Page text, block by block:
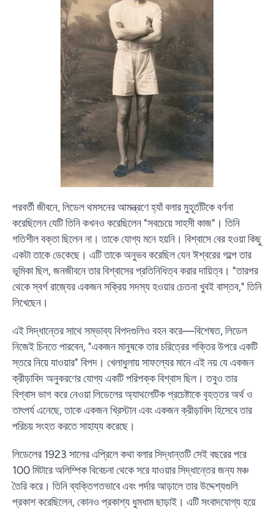
পরবর্তী জীবনে, লিডেল থমসনের আমন্ত্রণে হ্যাঁ বলার মুহূর্তটিকে বর্ণনা
করেছিলেন যেটি তিনি কখনও করেছিলেন "সবচেয়ে সাহসী কাজ"। তিনি
গতিশীল বক্তা ছিলেন না। তাকে যোগ্য মনে হয়নি। বিশ্বাসে বের হওয়া কিছু
একটা তাকে ডেকেছে। এটি তাকে অনুভব করেছিল যেন ঈশ্বরের গল্পে তার
ভূমিকা ছিল, জনজীবনে তার বিশ্বাসের প্রতিনিধিত্ব করার দায়িত্ব। "তারপর
থেকে স্বর্গ রাজ্যের একজন সক্রিয় সদস্য হওয়ার চেতনা খুবই বাস্তব," তিনি
লিখেছেন।
এই সিদ্ধান্তের সাথে সম্ভাব্য বিপদগুলিও বহন করে—বিশেষত, লিডেল
নিজেই চিনতে পারবেন, "একজন মানুষকে তার চরিত্রের শক্তির উপরে একটি
স্তরে নিয়ে যাওয়ার" বিপদ। খেলাধুলায় সাফল্যের মানে এই নয় যে একজন
ক্রীড়াবিদ অনুকরণের যোগ্য একটি পরিপক্ক বিশ্বাস ছিল। তবুও তার
বিশ্বাস ভাগ করে নেওয়া লিডেলের অ্যাথলেটিক প্রচেষ্টাকে বৃহত্তর অর্থ ও
তাৎপর্য এনেছে, তাকে একজন খ্রিস্টান এবং একজন ক্রীড়াবিদ হিসেবে তার
পরিচয় সংহত করতে সাহায্য করেছে।
লিডেলের 1923 সালের এপ্রিলে কথা বলার সিদ্ধান্তটি সেই বছরের পরে
100 মিটারে অলিম্পিক বিবেচনা থেকে সরে যাওয়ার সিদ্ধান্তের জন্য মঞ্চ
তৈরি করে। তিনি ব্যক্তিগতভাবে এবং পর্দার আড়ালে তার উদ্দেশ্যগুলি
প্রকাশ করেছিলেন, কোনও প্রকাশ্য ধুমধাম ছাড়াই। এটি সংবাদযোগ্য হয়ে